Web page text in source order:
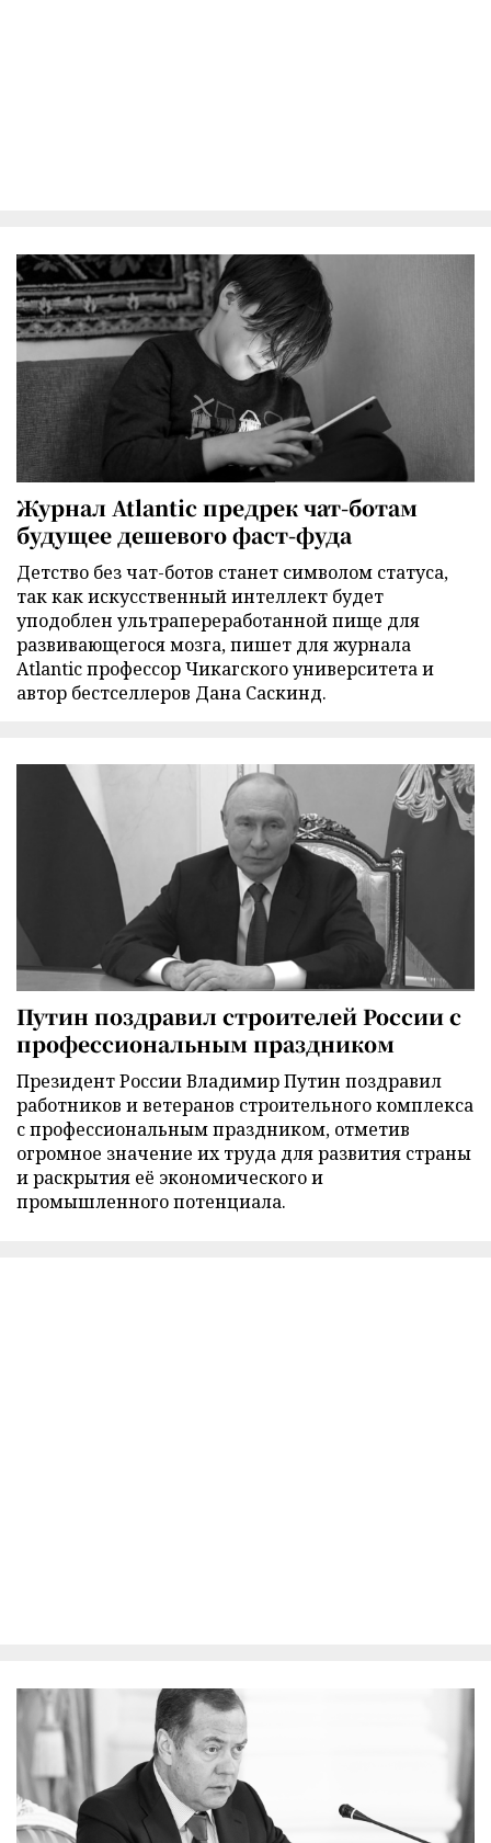
Журнал Atlantic предрек чат-ботам
будущее дешевого фаст-фуда
Детство без чат-ботов станет символом статуса,
так как искусственный интеллект будет
уподоблен ультрапереработанной пище для
развивающегося мозга, пишет для журнала
Atlantic профессор Чикагского университета и
автор бестселлеров Дана Саскинд.
Путин поздравил строителей России с
профессиональным праздником
Президент России Владимир Путин поздравил
работников и ветеранов строительного комплекса
с профессиональным праздником, отметив
огромное значение их труда для развития страны
и раскрытия её экономического и
промышленного потенциала.